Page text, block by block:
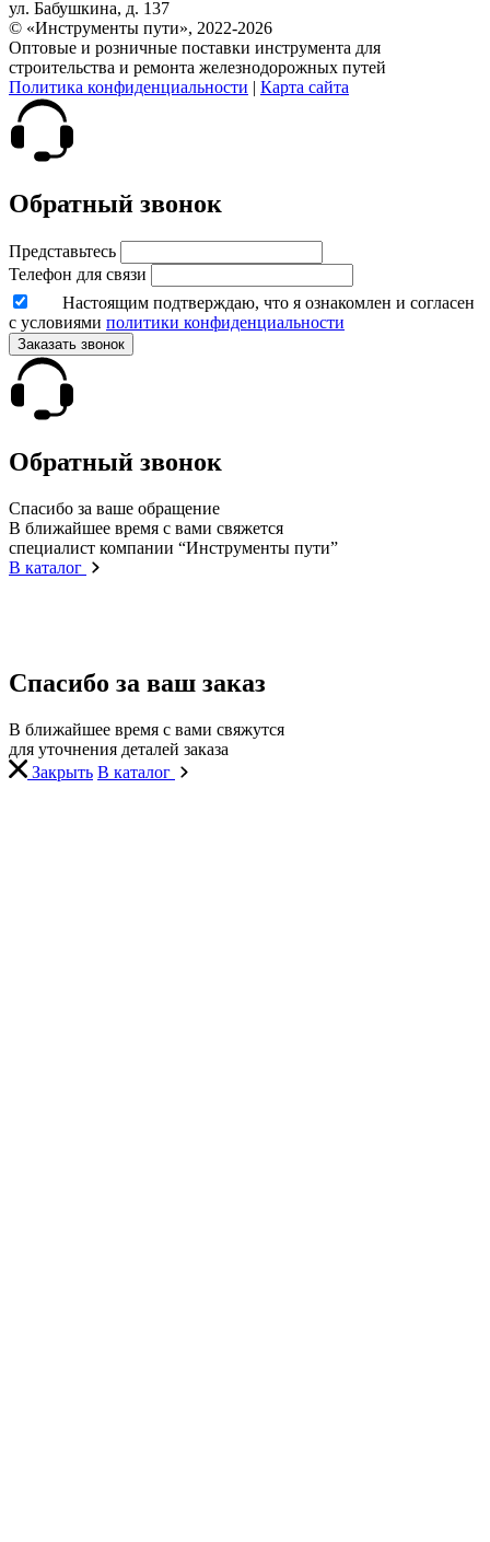
ул. Бабушкина, д. 137
© «Инструменты пути», 2022-2026
Оптовые и розничные поставки инструмента для
строительства и ремонта железнодорожных путей
Политика конфиденциальности | Карта сайта
Обратный звонок
Представьтесь
Телефон для связи
Настоящим подтверждаю, что я ознакомлен и согласен
с условиями политики конфиденциальности
Заказать звонок
Обратный звонок
Спасибо за ваше обращение
В ближайшее время с вами свяжется
специалист компании “Инструменты пути”
В каталог
Спасибо за ваш заказ
В ближайшее время с вами свяжутся
для уточнения деталей заказа
Закрыть В каталог